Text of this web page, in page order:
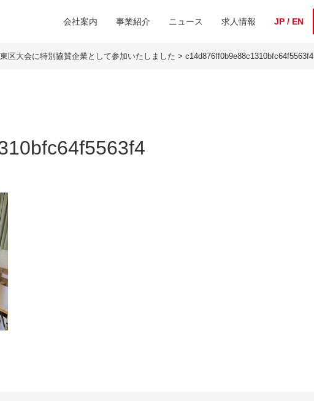
会社案内 事業紹介 ニュース 求人情報 JP / EN
区大会に特別協賛企業として参加いたしました > c14d876ff0b9e88c1310bfc64f5563f4